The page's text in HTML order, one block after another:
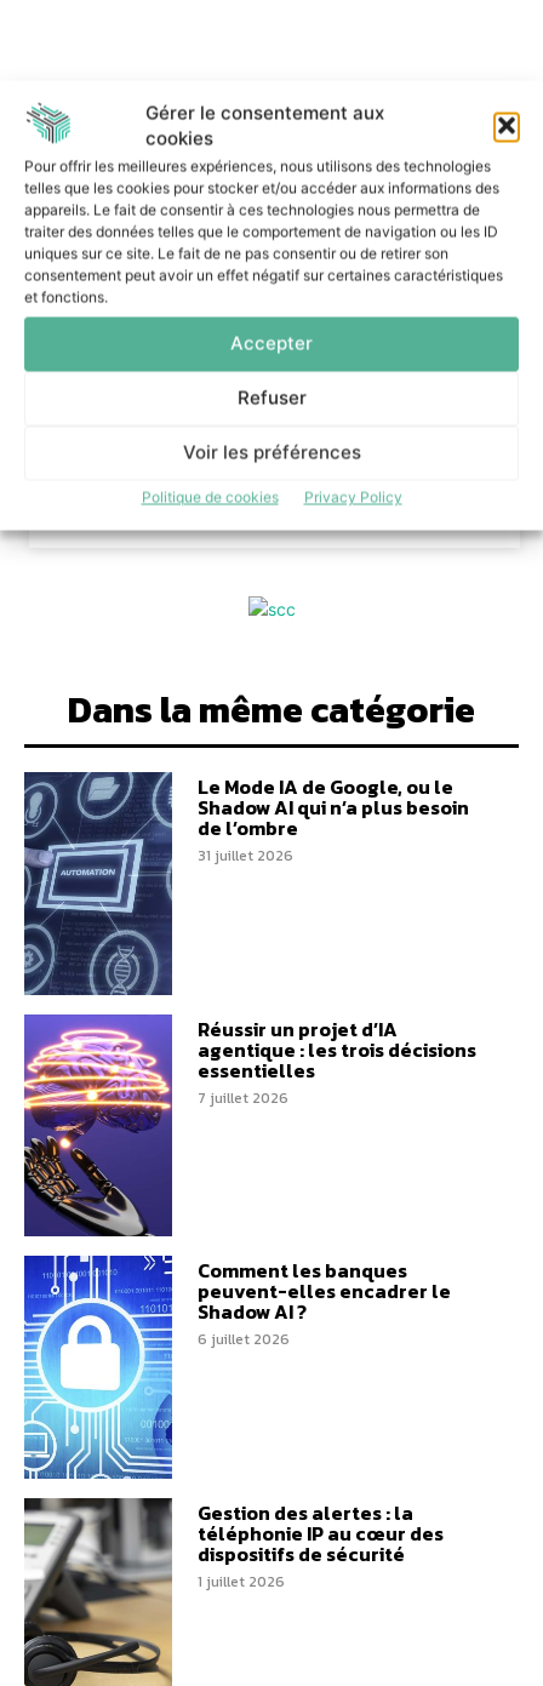
Gérer le consentement aux
cookies
Pour offrir les meilleures expériences, nous utilisons des technologies
telles que les cookies pour stocker et/ou accéder aux informations des
appareils. Le fait de consentir à ces technologies nous permettra de
traiter des données telles que le comportement de navigation ou les ID
uniques sur ce site. Le fait de ne pas consentir ou de retirer son
consentement peut avoir un effet négatif sur certaines caractéristiques
et fonctions.
Accepter
Refuser
Voir les préférences
Politique de cookies Privacy Policy
à lire aussi
99% des services de terrain adoptent l’IA,
malgré des freins
6 août 2026
Snowflake limite les agents IA aux droits
nécessaires à chaque tâche
6 août 2026
Les entreprises veulent reprendre la maîtrise
de leur IA ITS Group les accompagne
Le Mode IA de Google, ou le Shadow AI qui n’a
31 juillet 2026
Dans la même catégorie
Le Mode IA de Google, ou le
Shadow AI qui n’a plus besoin
de l’ombre
31 juillet 2026
Réussir un projet d’IA
agentique : les trois décisions
essentielles
7 juillet 2026
Comment les banques
peuvent-elles encadrer le
Shadow AI ?
6 juillet 2026
Gestion des alertes : la
téléphonie IP au cœur des
dispositifs de sécurité
1 juillet 2026